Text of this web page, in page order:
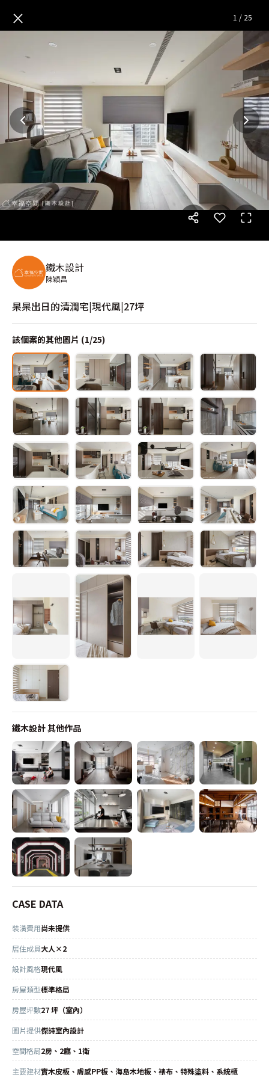
杲杲出日的清潤宅|現代風|27坪
× 1 / 25
鐵木設計
陳穎昌
杲杲出日的清潤宅|現代風|27坪
該個案的其他圖片 (1/25)
鐵木設計其他作品
CASE DATA
裝潢費用尚未提供
居住成員大人×2
設計風格現代風
房屋類型標準格局
房屋坪數27 坪（室內）
圖片提供傑詩室內設計
空間格局2房、2廳、1衛
主要建材實木皮板、膚感PP板、海島木地板、裱布、特殊塗料、系統櫃